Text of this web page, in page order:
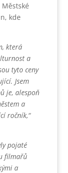
Městské
kde
která
a
tyto ceny
Jsem
je, alespoň
a
ročník,“
pojaté
filmařů
a